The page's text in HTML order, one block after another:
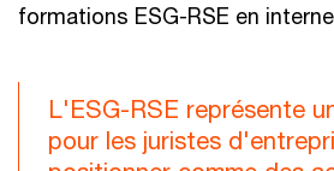
formations ESG-RSE en
L'ESG-RSE représente
pour les juristes